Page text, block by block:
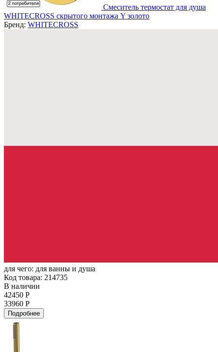
Смеситель термостат для душа
WHITECROSS скрытого монтажа Y золото
Бренд: WHITECROSS
для чего: для ванны и душа
Код товара: 214735
В наличии
42450 Р
33960 Р
Подробнее